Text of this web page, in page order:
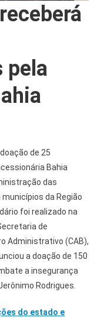
pela
de 25
Bahia
das
da Região
foi realizado na
de
Administrativo (CAB),
a doação de 150
a insegurança
Rodrigues.
do estado e